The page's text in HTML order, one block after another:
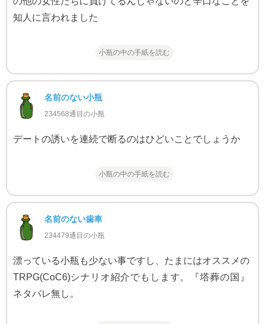
知人に言われました
小瓶の中の手紙を読む
名前のない小瓶
234568通目の小瓶
デートの誘いを連続で断るのはひどいことでしょうか
小瓶の中の手紙を読む
名前のない歯車
234479通目の小瓶
漂っている小瓶も少ない事ですし、たまにはオススメの
TRPG(CoC6)シナリオ紹介でもします。『塔葬の国』
ネタバレ無し。